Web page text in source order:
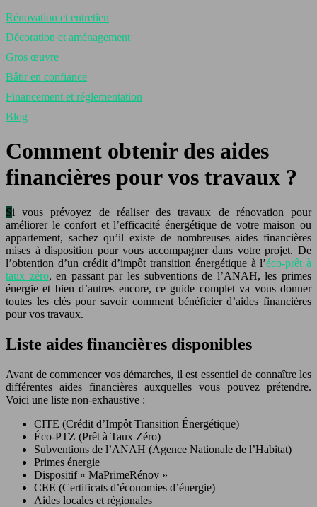
Rénovation et entretien
Décoration et aménagement
Gros œuvre
Bâtir en confiance
Financement et réglementation
Blog
Comment obtenir des aides
financières pour vos travaux ?
Si vous prévoyez de réaliser des travaux de rénovation pour
améliorer le confort et l’efficacité énergétique de votre maison ou
appartement, sachez qu’il existe de nombreuses aides financières
mises à disposition pour vous accompagner dans votre projet. De
l’obtention d’un crédit d’impôt transition énergétique à l’éco-prêt à
taux zéro, en passant par les subventions de l’ANAH, les primes
énergie et bien d’autres encore, ce guide complet va vous donner
toutes les clés pour savoir comment bénéficier d’aides financières
pour vos travaux.
Liste aides financières disponibles
Avant de commencer vos démarches, il est essentiel de connaître les
différentes aides financières auxquelles vous pouvez prétendre.
Voici une liste non-exhaustive :
CITE (Crédit d’Impôt Transition Énergétique)
Éco-PTZ (Prêt à Taux Zéro)
Subventions de l’ANAH (Agence Nationale de l’Habitat)
Primes énergie
Dispositif « MaPrimeRénov »
CEE (Certificats d’économies d’énergie)
Aides locales et régionales